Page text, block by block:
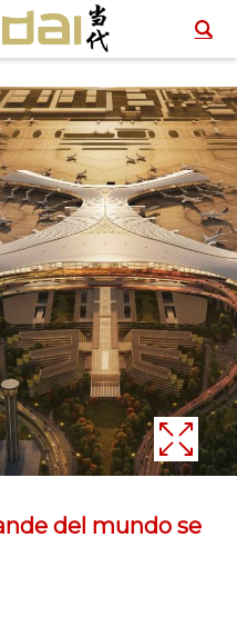
del mundo se